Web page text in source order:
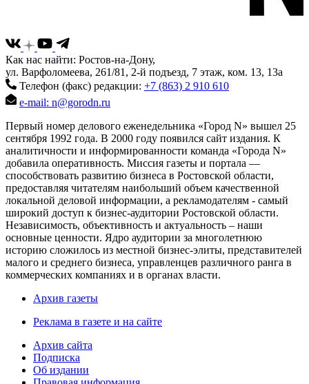
Как нас найти: Ростов-на-Дону,
ул. Варфоломеева, 261/81, 2-й подъезд, 7 этаж, ком. 13, 13а
Телефон (факс) редакции: +7 (863) 2 910 610
e-mail: n@gorodn.ru
Первый номер делового еженедельника «Город N» вышел 25
сентября 1992 года. В 2000 году появился сайт издания. К
аналитичности и информированности команда «Города N»
добавила оперативность. Миссия газеты и портала —
способствовать развитию бизнеса в Ростовской области,
предоставляя читателям наибольший объем качественной
локальной деловой информации, а рекламодателям - самый
широкий доступ к бизнес-аудитории Ростовской области.
Независимость, объективность и актуальность – наши
основные ценности. Ядро аудитории за многолетнюю
историю сложилось из местной бизнес-элиты, представителей
малого и среднего бизнеса, управленцев различного ранга в
коммерческих компаниях и в органах власти.
Архив газеты
Реклама в газете и на сайте
Архив сайта
Подписка
Об издании